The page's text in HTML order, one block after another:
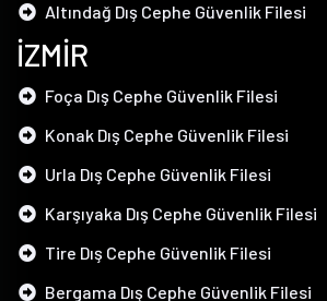
Altındağ Dış Cephe Güvenlik Filesi
İZMİR
Foça Dış Cephe Güvenlik Filesi
Konak Dış Cephe Güvenlik Filesi
Urla Dış Cephe Güvenlik Filesi
Karşıyaka Dış Cephe Güvenlik Filesi
Tire Dış Cephe Güvenlik Filesi
Bergama Dış Cephe Güvenlik Filesi